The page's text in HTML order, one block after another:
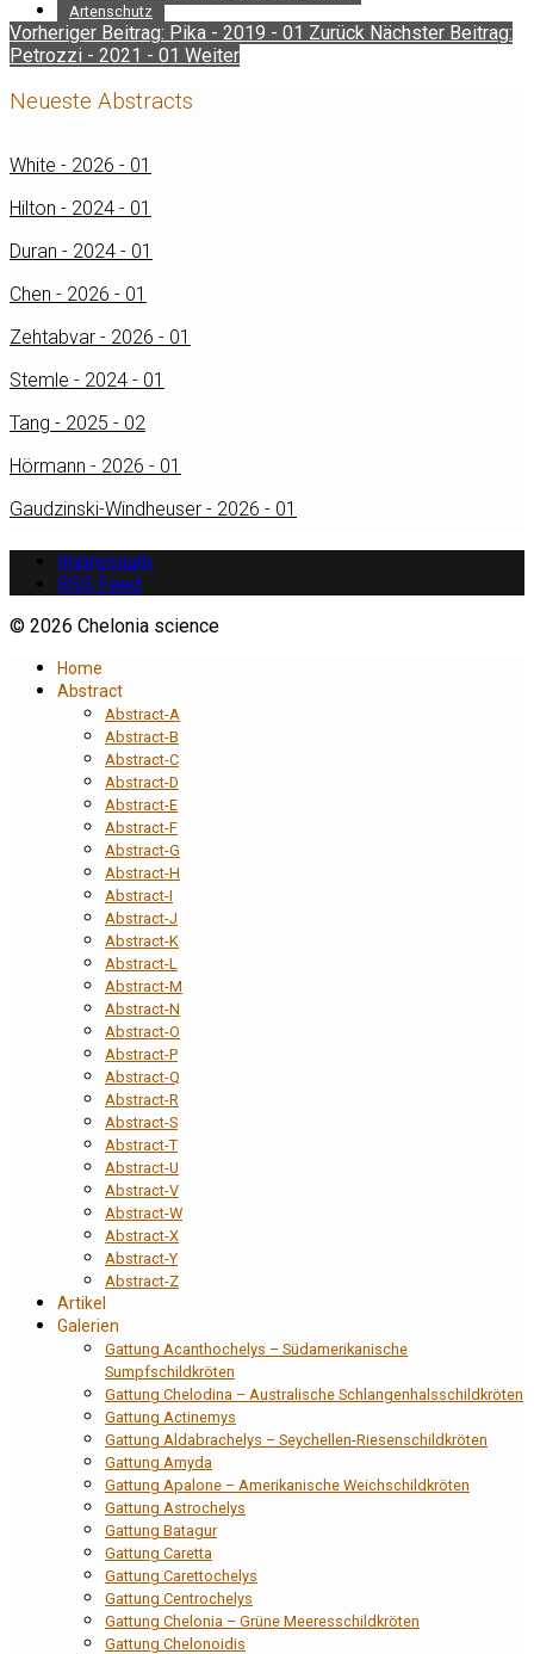
Artenschutz
Vorheriger Beitrag: Pika - 2019 - 01 Zurück Nächster Beitrag:
Petrozzi - 2021 - 01 Weiter
Neueste Abstracts
White - 2026 - 01
Hilton - 2024 - 01
Duran - 2024 - 01
Chen - 2026 - 01
Zehtabvar - 2026 - 01
Stemle - 2024 - 01
Tang - 2025 - 02
Hörmann - 2026 - 01
Gaudzinski-Windheuser - 2026 - 01
Impressum
RSS Feed
© 2026 Chelonia science
Home
Abstract
Abstract-A
Abstract-B
Abstract-C
Abstract-D
Abstract-E
Abstract-F
Abstract-G
Abstract-H
Abstract-I
Abstract-J
Abstract-K
Abstract-L
Abstract-M
Abstract-N
Abstract-O
Abstract-P
Abstract-Q
Abstract-R
Abstract-S
Abstract-T
Abstract-U
Abstract-V
Abstract-W
Abstract-X
Abstract-Y
Abstract-Z
Artikel
Galerien
Gattung Acanthochelys – Südamerikanische
Sumpfschildkröten
Gattung Chelodina – Australische Schlangenhalsschildkröten
Gattung Actinemys
Gattung Aldabrachelys – Seychellen-Riesenschildkröten
Gattung Amyda
Gattung Apalone – Amerikanische Weichschildkröten
Gattung Astrochelys
Gattung Batagur
Gattung Caretta
Gattung Carettochelys
Gattung Centrochelys
Gattung Chelonia – Grüne Meeresschildkröten
Gattung Chelonoidis